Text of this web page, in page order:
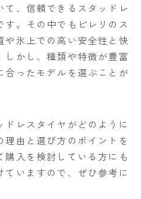
、信頼できるスタッドレ
す。その中でもピレリのス
や氷上での高い安全性と快
かし、種類や特徴が豊富
合ったモデルを選ぶことが
ドレスタイヤがどのように
由と選び方のポイントを
入を検討している方にも
いますので、ぜひ参考に